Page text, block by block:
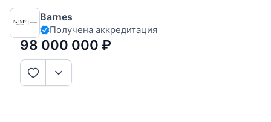
площадью 328 м² на участке 15 соток, в деревне
Бараново. Описание: Дом расположен в тихом,
живописном месте, имеет отдельный удобный подъезд.
Отделка выполнена в
Barnes
Получена аккредитация
98 000 000 ₽